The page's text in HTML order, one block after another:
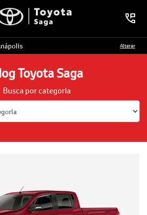
Alterar
Toyota Saga
Busca por categoria